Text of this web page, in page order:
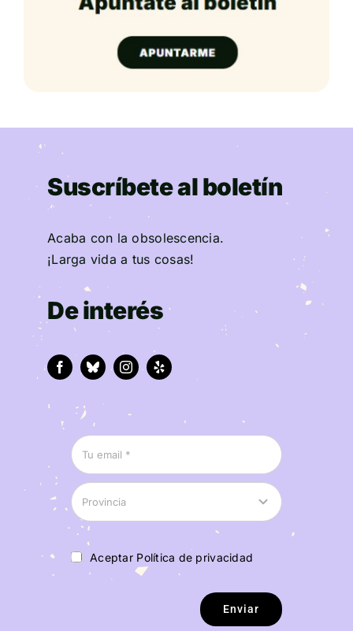
Suscríbete al boletín
Acaba con la obsolescencia.
¡Larga vida a tus cosas!
De interés
Aceptar Política de privacidad
Enviar